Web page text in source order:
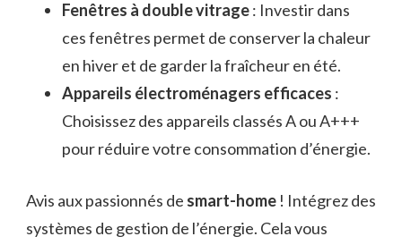
Fenêtres à double vitrage: Investir dans
ces fenêtres permet de conserver la chaleur
en hiver et de garder la fraîcheur en été.
Appareils électroménagers efficaces :
Choisissez des appareils classés A ou A+++
pour réduire votre consommation d’énergie.
Avis aux passionnés de smart-home ! Intégrez des
systèmes de gestion de l’énergie. Cela vous